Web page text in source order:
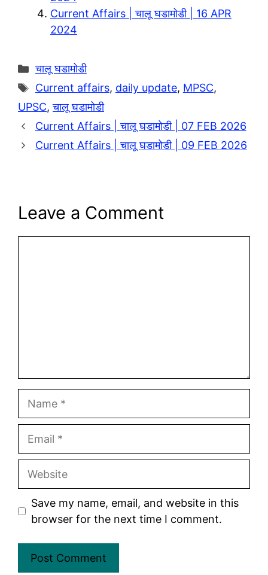
Current Affairs | चालू घडामोडी | 16 APR
2024
Categories
चालू घडामोडी
Tags
Current affairs, daily update, MPSC,
UPSC,चालू घडामोडी
Current Affairs | चालू घडामोडी | 07 FEB 2026
Current Affairs | चालू घडामोडी | 09 FEB 2026
Leave a Comment
Name
Email
Website
Save my name, email, and website in this
browser for the next time I comment.